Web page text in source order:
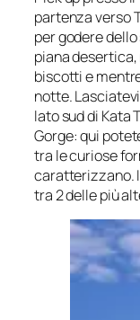
partenza verso
per godere
piana
biscotti e
notte.
lato sud di Kata
Gorge: qui
tra le curiose
caratterizzano.
tra 2 delle più